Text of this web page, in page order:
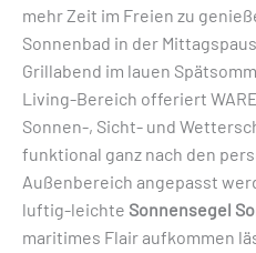
mehr Zeit im Freien zu
Sonnenbad in der
Grillabend im lauen
Living-Bereich offeriert
Sonnen-, Sicht- und
funktional ganz nach den
Außenbereich angepasst
luftig-leichte Sonnensegel
maritimes Flair aufkommen